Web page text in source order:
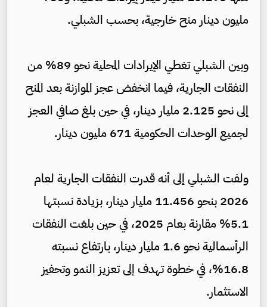
مليون دينار منح خارجية، بحسب الشبلي.
وبين الشبلي تغطي الإيرادات المحلية نحو 89% من
النفقات الجارية، فيما انخفض عجز الموازنة بعد المنح
إلى نحو 2.125 مليار دينار، في حين بلغ صافي العجز
لجميع الوحدات الحكومية 671 مليون دينار.
ولفت الشبلي إلى أنه قدرت النفقات الجارية لعام
2026 بنحو 11.456 مليار دينار، بزيادة نسبتها
5.1% مقارنة بعام 2025، في حين بلغت النفقات
الرأسمالية نحو 1.6 مليار دينار، بارتفاع نسبته
16.8%، في خطوة تهدف إلى تعزيز النمو وتحفيز
الاستثمار.